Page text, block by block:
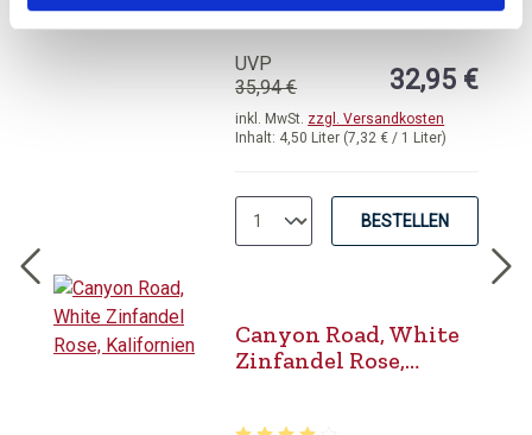
Durchschnittliche Bewertung von
Inhalt: 4,50 Liter (7,32 € / 1 Liter)
inkl. MwSt. zzgl. Versandkosten
UVP
35,94 €
32,95 €
BESTELLEN
Canyon Road, White
Zinfandel Rose,